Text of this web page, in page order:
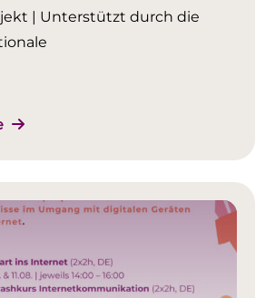
| Unterstützt durch die